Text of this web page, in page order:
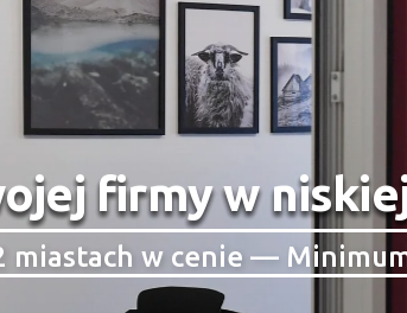
firmy w
miastach w cenie —